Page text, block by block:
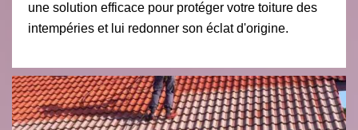
une solution efficace pour protéger votre toiture des
intempéries et lui redonner son éclat d'origine.